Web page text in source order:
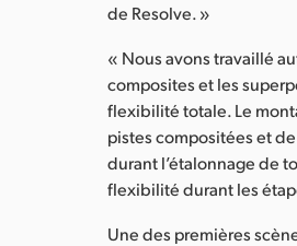
de Resolve. »
« Nous avons travaillé
composites et les
flexibilité totale. Le
pistes compositées et
durant l’étalonnage de
flexibilité durant les
Une des premières